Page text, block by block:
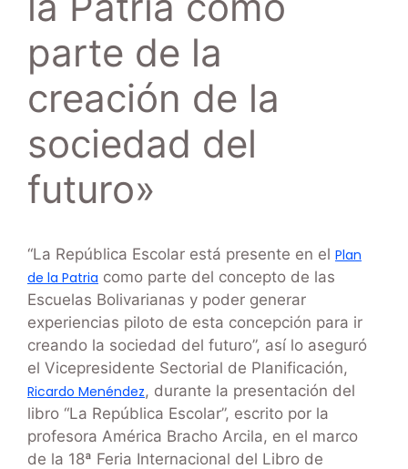
parte de la
creación de la
sociedad del
futuro»
“La República Escolar está presente en el Plan
de la Patria como parte del concepto de las
Escuelas Bolivarianas y poder generar
experiencias piloto de esta concepción para ir
creando la sociedad del futuro”, así lo aseguró
el Vicepresidente Sectorial de Planificación,
Ricardo Menéndez, durante la presentación del
libro “La República Escolar”, escrito por la
profesora América Bracho Arcila, en el marco
de la 18ª Feria Internacional del Libro de